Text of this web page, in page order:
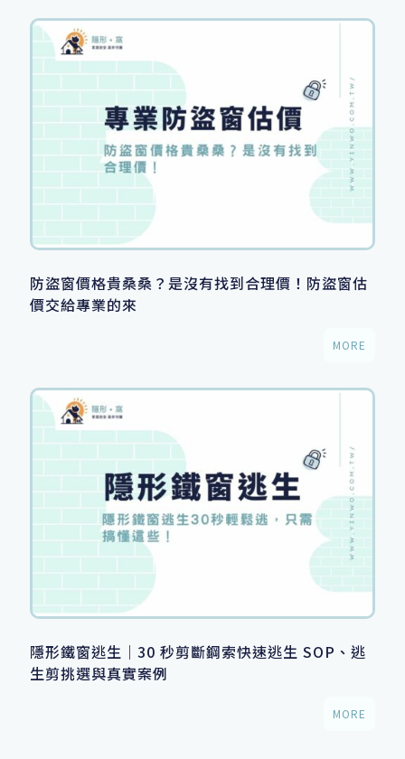
防盜窗價格貴桑桑？是沒有找到合理價！防盜窗估
價交給專業的來
MORE
隱形鐵窗逃生｜30 秒剪斷鋼索快速逃生 SOP、逃
生剪挑選與真實案例
MORE